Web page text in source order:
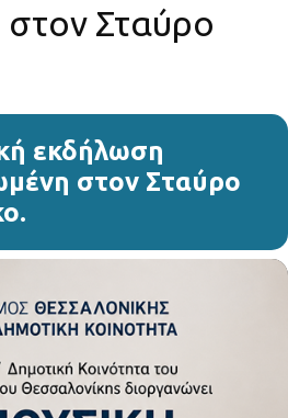
Σταύρο
εκδήλωση
στοv Σταύρο